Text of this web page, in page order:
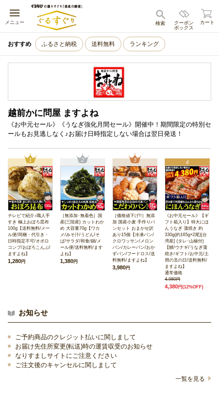
メニュー
キャンセル
クーポン
ボックス
検索 カート
おすすめ ふるさと納税 送料無料 ランキング
越前かに問屋 ますよね
《お中元セール》《うなぎ強化月間セール》開催中！期間限定の特別セ
ールもお見逃しなく♪お届け日時指定しない場合は翌日発送！
1
テレビで紹介♪職人手
すき 極上おぼろ昆布
100g【送料無料/メー
ル便/同梱・代引き・
日時指定不可/オボロ
コンブ/おぼろこんぶ/
ますよね】
1,280 円
2
［無添加･無着色］国
産(三陸産) カットわか
め 大容量70g【ワカ
メ/みそ汁/うどん/そ
ば/サラダ/和食/鍋/メ
ール便/送料無料/ます
よね】
1,380円
3
［価格値下げ!!］無添
加 国産小麦 手作りパ
ンセット おまかせ訳
あり15個【冷凍パン/
クロワッサン/メロン
パン/カレーパン/おか
ずパン/フードロス/送
料無料/ますよね】
3,980円
4
《お中元セール》【ギ
フト箱入り】特大にほ
んうなぎ 蒲焼き 約
330g(約165g×2尾)[台
湾産] (タレ･山椒付)
【鰻/ウナギ/うなぎ蒲
焼き/ギフト/お中元/土
用の丑の日/送料無料/
ますよね】
通常価格
4,980円
4,380円(12%OFF)
お知らせ
ご予約商品のクレジット払いに関しまして
お届け先住所変更(転送)時の運賃収受のお知らせ
なりすましサイトにご注意ください
ご注文後のキャンセルに関しまして
一覧を見る